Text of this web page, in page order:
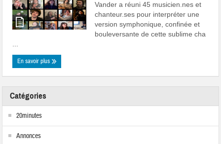
Vander a réuni 45 musicien.nes et
chanteur.ses pour interpréter une
version symphonique, confinée et
bouleversante de cette sublime cha
En savoir plus
Catégories
20minutes
Annonces